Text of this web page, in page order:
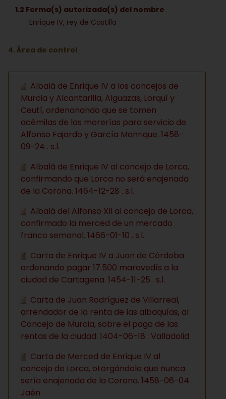
1.2 Forma(s) autorizada(s) del nombre
Enrique IV, rey de Castilla
4. Área de control
Albalá de Enrique IV a los concejos de
Murcia y Alcantarilla, Alguazas, Lorquí y
Ceutí, ordenanando que se tomen
acémilas de las morerías para servicio de
Alfonso Fajardo y García Manrique. 1458-
09-24 . s.l.
Albalá de Enrique IV al concejo de Lorca,
confirmando que Lorca no será enajenada
de la Corona. 1464-12-28 . s.l.
Albalá del Alfonso XII al concejo de Lorca,
confirmado la merced de un mercado
franco semanal. 1466-01-10 . s.l.
Carta de Enrique IV a Juan de Córdoba
ordenando pagar 17.500 maravedís a la
ciudad de Cartagena. 1454-11-25 . s.l.
Carta de Juan Rodríguez de Villarreal,
arrendador de la renta de las albaquías, al
Concejo de Murcia, sobre el pago de las
rentas de la ciudad. 1404-06-18 . Valladolid
Carta de Merced de Enrique IV al
concejo de Lorca, otorgándole que nunca
sería enajenada de la Corona. 1458-06-04 .
Jaén